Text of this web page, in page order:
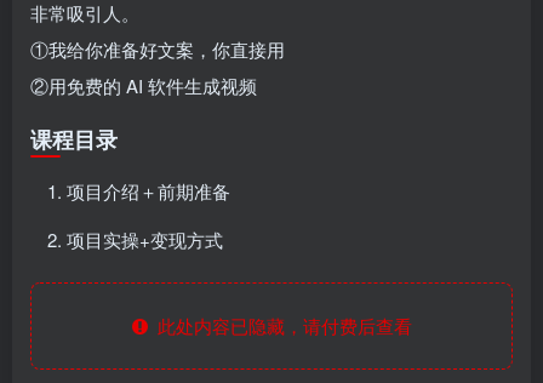
非常吸引人。
①我给你准备好文案，你直接用
②用免费的 AI 软件生成视频
课程目录
项目介绍＋前期准备
项目实操+变现方式
此处内容已隐藏，请付费后查看